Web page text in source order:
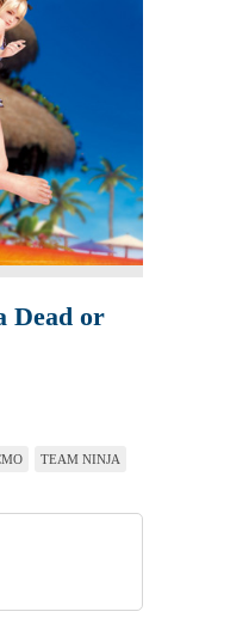
Dead or
TEAM NINJA